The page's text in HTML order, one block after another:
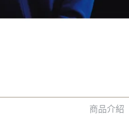
商品介紹